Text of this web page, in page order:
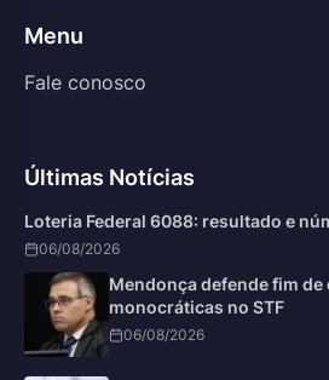
Menu
Fale conosco
Últimas Notícias
Loteria Federal 6088: resultado e
06/08/2026
Mendonça defende fim de
monocráticas no STF
06/08/2026